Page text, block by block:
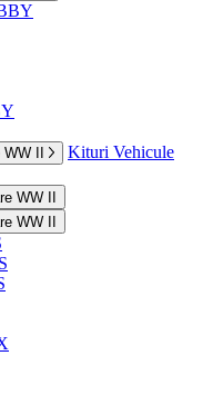
II
Kituri Vehicule
WW II
WW II